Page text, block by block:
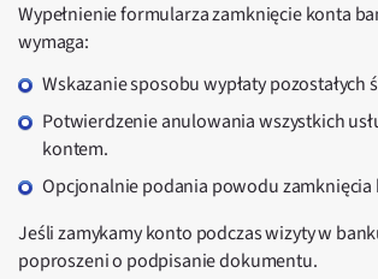
Wypełnienie formularza zamknięcie konta
wymaga:
Wskazanie sposobu wypłaty pozostałych
Potwierdzenie anulowania wszystkich
kontem.
Opcjonalnie podania powodu zamknięcia
Jeśli zamykamy konto podczas wizyty w
poproszeni o podpisanie dokumentu.